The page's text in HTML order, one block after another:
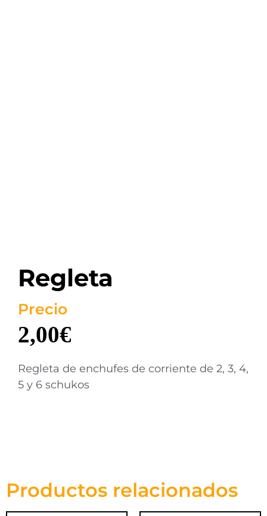
Regleta
Precio
2,00€
Regleta de enchufes de corriente de 2, 3, 4,
5 y 6 schukos
Productos relacionados